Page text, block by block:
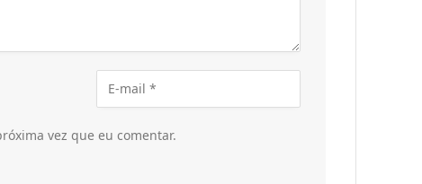
vez que eu comentar.